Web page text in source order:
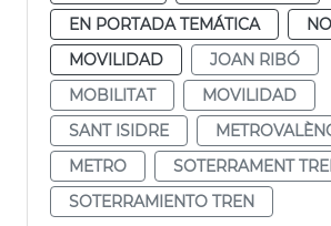
EN PORTADA TEMÁTICA
MOVILIDAD
JOAN RIBÓ
MOBILITAT
MOVILIDAD
SANT ISIDRE
METRO
SOTERRAMENT
SOTERRAMIENTO TREN